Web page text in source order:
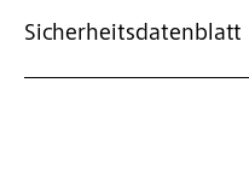
Sicherheitsdatenblatt